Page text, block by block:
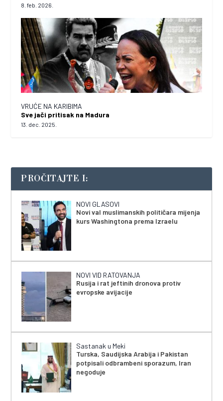
8. feb. 2026.
VRUĆE NA KARIBIMA
Sve jači pritisak na Madura
13. dec. 2025.
PROČITAJTE I:
NOVI GLASOVI
Novi val muslimanskih političara mijenja
kurs Washingtona prema Izraelu
NOVI VID RATOVANJA
Rusija i rat jeftinih dronova protiv
evropske avijacije
Sastanak u Meki
Turska, Saudijska Arabija i Pakistan
potpisali odbrambeni sporazum, Iran
negoduje